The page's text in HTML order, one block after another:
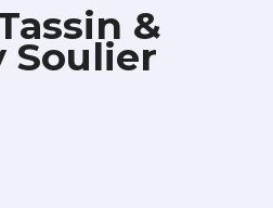
&
Soulier